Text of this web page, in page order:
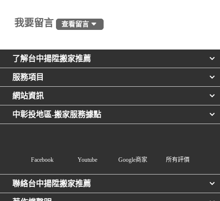
我要留言 查看留言
了解台中揚陞搬家推薦
服務項目
網站資訊
中彰投地區-搬家服務據點
Facebook Youtube Google商家 所有評價
聯絡台中揚陞搬家推薦